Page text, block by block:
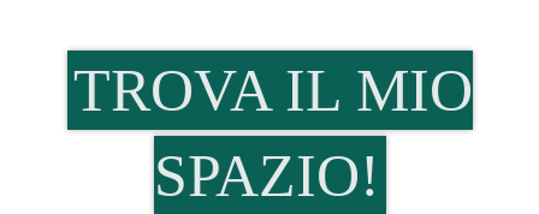
TROVA IL MIO
SPAZIO!